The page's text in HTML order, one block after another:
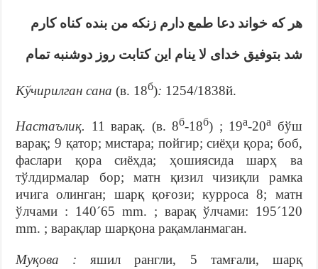
هر كه خواند دعا طمع دارم زنكه من بنده كناه كارم
شد بتوفیق خدای لا ینام این کتابت روز دوشنبه تمام
Кўчирилган сана(в. 18б): 1254/1838й.
Настаълиқ. 11 варақ. (в. 8б-18б) ; 19а-20а
бўш
варақ; 9 қатор; мистара; пойгир; сиёҳи қора; боб,
фаслари қора сиёҳда; ҳошиясида шарҳ ва
тўлдирмалар бор; матн қизил чизиқли рамка
ичига олинган; шарқ қоғози; курроса 8; матн
ўлчами : 140´65 mm. ; варақ ўлчами: 195´120
mm. ; варақлар шарқона рақамланмаган.
Муқова : яшил рангли, 5 тамғали, шарқ